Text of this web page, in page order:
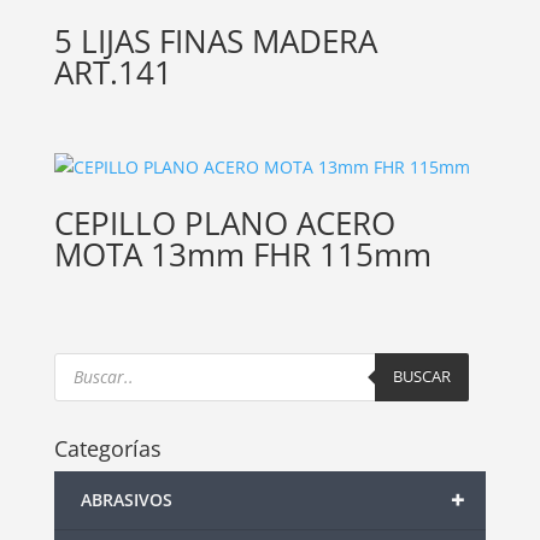
5 LIJAS FINAS MADERA
ART.141
CEPILLO PLANO ACERO
MOTA 13mm FHR 115mm
Products
search BUSCAR
Categorías
+
ABRASIVOS